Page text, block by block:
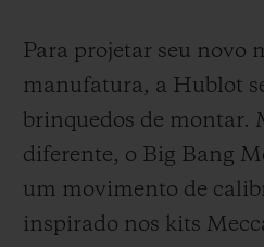
Para projetar seu novo
manufatura, a Hublot
brinquedos de montar.
diferente, o Big Bang
um movimento de
inspirado nos kits